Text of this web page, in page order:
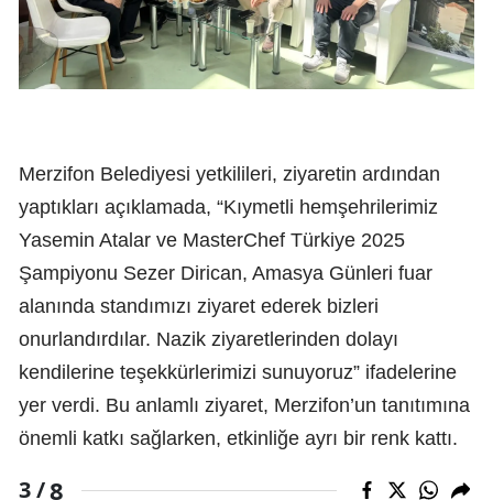
Merzifon Belediyesi yetkilileri, ziyaretin ardından
yaptıkları açıklamada, “Kıymetli hemşehrilerimiz
Yasemin Atalar ve MasterChef Türkiye 2025
Şampiyonu Sezer Dirican, Amasya Günleri fuar
alanında standımızı ziyaret ederek bizleri
onurlandırdılar. Nazik ziyaretlerinden dolayı
kendilerine teşekkürlerimizi sunuyoruz” ifadelerine
yer verdi. Bu anlamlı ziyaret, Merzifon’un tanıtımına
önemli katkı sağlarken, etkinliğe ayrı bir renk kattı.
3 /8